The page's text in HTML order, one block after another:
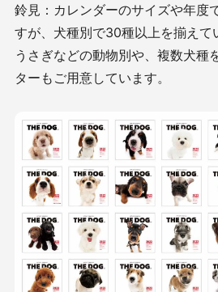
鈴見：カレンダーのサイズや年度
すが、犬種別で30種以上を揃えて
うさぎなどの動物別や、複数犬種
ターもご用意しています。